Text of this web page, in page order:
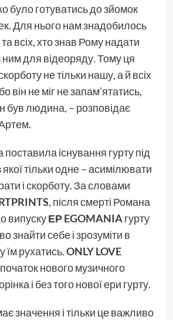
було готуватись до зйомок
Для нього нам знадобилось
всіх, хто знав Рому надати
ним для відеоряду. Тому ця
не тільки нашу, а й всіх
він не міг не запам’ятатись,
був людина, – розповідає
існування гурту під
якої тільки одне – асимілювати
і скорботу. За словами
, після смерті Романа
випускуЕР EGOMANIAгурту
знайти себе і зрозуміти в
їм рухатись.ONLY LOVE
нового музичного
і без того нової ери гурту.
значення і тільки це важливо